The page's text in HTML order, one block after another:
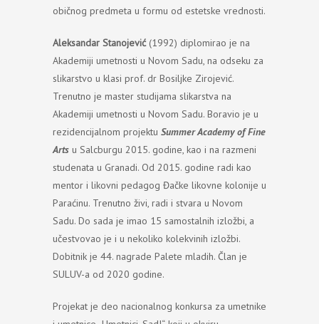
običnog predmeta u formu od estetske vrednosti.
Aleksandar Stanojević(1992) diplomirao je na
Akademiji umetnosti u Novom Sadu, na odseku za
slikarstvo u klasi prof. dr Bosiljke Zirojević.
Trenutno je master studijama slikarstva na
Akademiji umetnosti u Novom Sadu. Boravio je u
rezidencijalnom projektu Summer Academy of Fine
Arts u Salcburgu 2015. godine, kao i na razmeni
studenata u Granadi. Od 2015. godine radi kao
mentor i likovni pedagog Đačke likovne kolonije u
Paraćinu. Trenutno živi, radi i stvara u Novom
Sadu. Do sada je imao 15 samostalnih izložbi, a
učestvovao je i u nekoliko kolekvinih izložbi.
Dobitnik je 44. nagrade Palete mladih. Član je
SULUV-a od 2020 godine.
Projekat je deo nacionalnog konkursa za umetnike